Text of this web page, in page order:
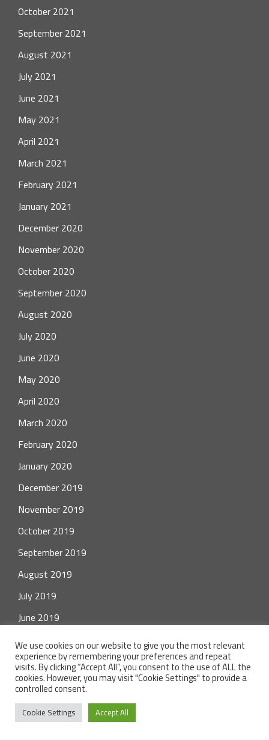
October 2021
September 2021
August 2021
July 2021
June 2021
May 2021
April 2021
March 2021
February 2021
January 2021
December 2020
November 2020
October 2020
September 2020
August 2020
July 2020
June 2020
May 2020
April 2020
March 2020
February 2020
January 2020
December 2019
November 2019
October 2019
September 2019
August 2019
July 2019
June 2019
May 2019
We use cookies on our website to give you the most relevant
experience by remembering your preferences and repeat
visits. By clicking “Accept All”, you consent to the use of ALL the
cookies. However, you may visit "Cookie Settings" to provide a
controlled consent.
Cookie Settings Accept All